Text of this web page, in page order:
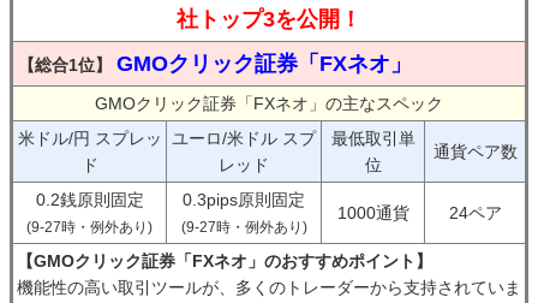
社トップ3を公開！
【総合1位】 GMOクリック証券「FXネオ」
GMOクリック証券「FXネオ」の主なスペック
米ドル/円 スプレッ
ド
ユーロ/米ドル スプ
レッド
最低取引単
位
通貨ペア数
0.2銭原則固定
(9-27時・例外あり)
0.3pips原則固定
(9-27時・例外あり)
1000通貨 24ペア
【GMOクリック証券「FXネオ」のおすすめポイント】
機能性の高い取引ツールが、多くのトレーダーから支持されていま